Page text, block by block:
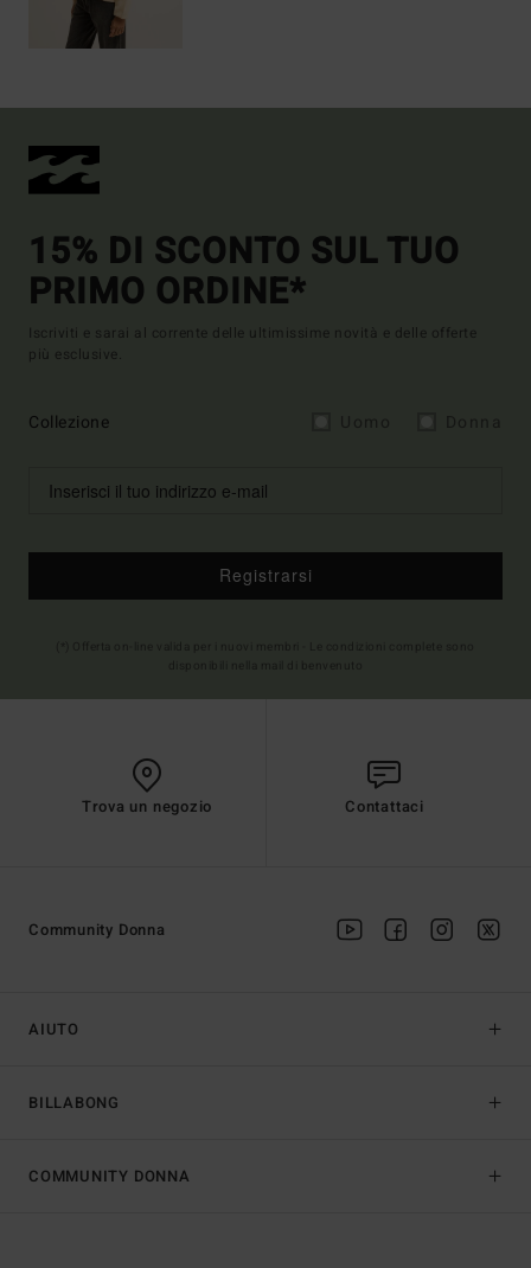
15% DI SCONTO SUL TUO
PRIMO ORDINE*
Iscriviti e sarai al corrente delle ultimissime novità e delle offerte
più esclusive.
Collezione
Registrarsi
Trova un negozio Contattaci
AIUTO
BILLABONG
Community Donna
COMMUNITY DONNA